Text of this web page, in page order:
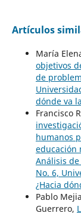
Artículos
María
objetivos
de
dónde va
Francisco
humanos
educación
Análisis
No. 6,
¿Hacia
Pablo
Guerrero,